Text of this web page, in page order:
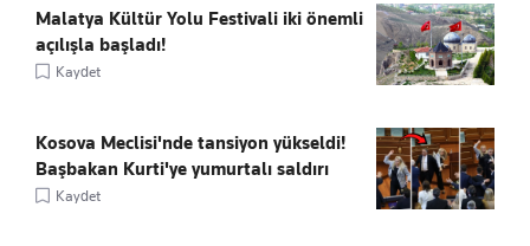
Malatya Kültür Yolu Festivali iki önemli
açılışla başladı!
Kaydet
Kosova Meclisi'nde tansiyon yükseldi!
Başbakan Kurti'ye yumurtalı saldırı
Kaydet